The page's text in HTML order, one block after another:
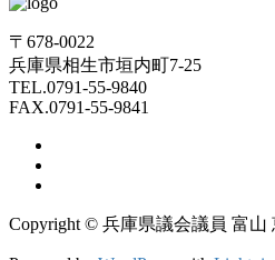
〒678-0022
兵庫県相生市垣内町7-25
TEL.0791-55-9840
FAX.0791-55-9841
Copyright © 兵庫県議会議員 富山